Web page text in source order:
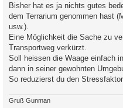
Bisher hat es ja nichts gutes
dem Terrarium genommen hast
usw.).
Eine Möglichkeit die Sache zu
Transportweg verkürzt.
Soll heissen die Waage einfach
dann in seiner gewohnten
So reduzierst du den Stressfaktor.
Gruß Gunman